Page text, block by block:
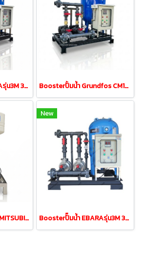
Boosterปั๊มน้ำ EBARAรุ่น3M 32-160/2.2 3.0HP380V tank200L Boosterปั้มน้ำ Grundfos CM10-3 2.2kw 380V tank200Lท่อUPVC
มินิบูสเตอร์ปั๊ม Pump MITSUBISHI MCH-355S 0.35kw 220V 18L
New
Boosterปั๊มน้ำ EBARAรุ่น3M 32-160/1.5 2.0HP380V tank200L